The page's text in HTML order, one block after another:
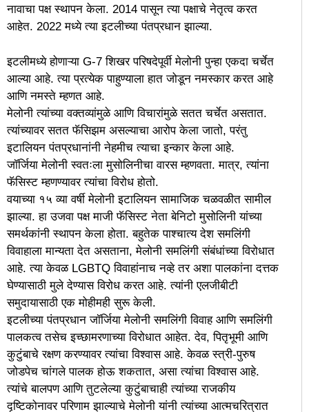
नावाचा पक्ष स्थापन केला. 2014 पासून त्या पक्षाचे नेतृत्व करत
आहेत. 2022 मध्ये त्या इटलीच्या पंतप्रधान झाल्या.
इटलीमध्ये होणाऱ्या G-7 शिखर परिषदेपूर्वी मेलोनी पुन्हा एकदा चर्चेत
आल्या आहे. त्या प्रत्येक पाहुण्याला हात जोडून नमस्कार करत आहे
आणि नमस्ते म्हणत आहे.
मेलोनी त्यांच्या वक्तव्यांमुळे आणि विचारांमुळे सतत चर्चेत असतात.
त्यांच्यावर सतत फॅसिझम असल्याचा आरोप केला जातो, परंतु
इटालियन पंतप्रधानांनी नेहमीच त्याचा इन्कार केला आहे.
जॉर्जिया मेलोनी स्वतःला मुसोलिनीचा वारस म्हणवता. मात्र, त्यांना
फॅसिस्ट म्हणण्यावर त्यांचा विरोध होतो.
वयाच्या १५ व्या वर्षी मेलोनी इटालियन सामाजिक चळवळीत सामील
झाल्या. हा उजवा पक्ष माजी फॅसिस्ट नेता बेनिटो मुसोलिनी यांच्या
समर्थकांनी स्थापन केला होता. बहुतेक पाश्चात्य देश समलिंगी
विवाहाला मान्यता देत असताना, मेलोनी समलिंगी संबंधांच्या विरोधात
आहे. त्या केवळ LGBTQ विवाहांनाच नव्हे तर अशा पालकांना दत्तक
घेण्यासाठी मुले देण्यास विरोध करत आहे. त्यांनी एलजीबीटी
समुदायासाठी एक मोहीमही सुरू केली.
इटलीच्या पंतप्रधान जॉर्जिया मेलोनी समलिंगी विवाह आणि समलिंगी
पालकत्व तसेच इच्छामरणाच्या विरोधात आहेत. देव, पितृभूमी आणि
कुटुंबाचे रक्षण करण्यावर त्यांचा विश्वास आहे. केवळ स्त्री-पुरुष
जोडपेच चांगले पालक होऊ शकतात, असा त्यांचा विश्वास आहे.
त्यांचे बालपण आणि तुटलेल्या कुटुंबाचाही त्यांच्या राजकीय
दृष्टिकोनावर परिणाम झाल्याचे मेलोनी यांनी त्यांच्या आत्मचरित्रात